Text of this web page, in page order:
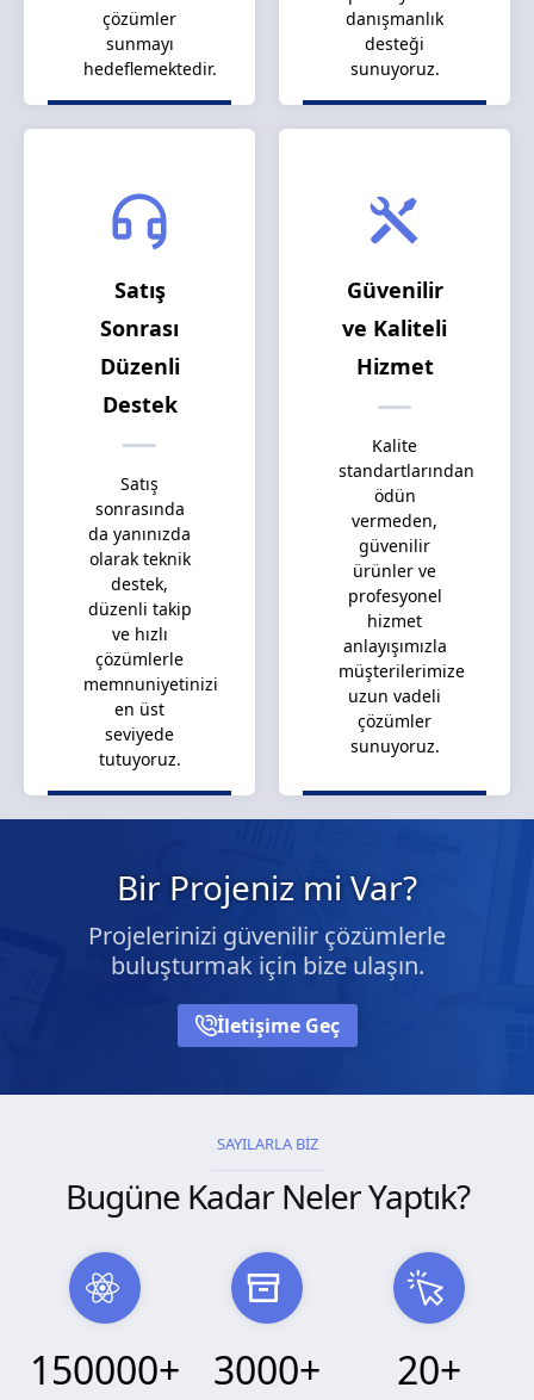
çözümler
sunmayı
hedeflemektedir.
danışmanlık
desteği
sunuyoruz.
Satış
Sonrası
Düzenli
Destek
Satış
sonrasında
da yanınızda
olarak teknik
destek,
düzenli takip
ve hızlı
çözümlerle
memnuniyetinizi
en üst
seviyede
tutuyoruz.
Güvenilir
ve Kaliteli
Hizmet
Kalite
standartlarından
ödün
vermeden,
güvenilir
ürünler ve
profesyonel
hizmet
anlayışımızla
müşterilerimize
uzun vadeli
çözümler
sunuyoruz.
Bir Projeniz mi Var?
Projelerinizi güvenilir çözümlerle
buluşturmak için bize ulaşın.
İletişime Geç
SAYILARLA BİZ
Bugüne Kadar Neler Yaptık?
150000+ 3000+ 20+